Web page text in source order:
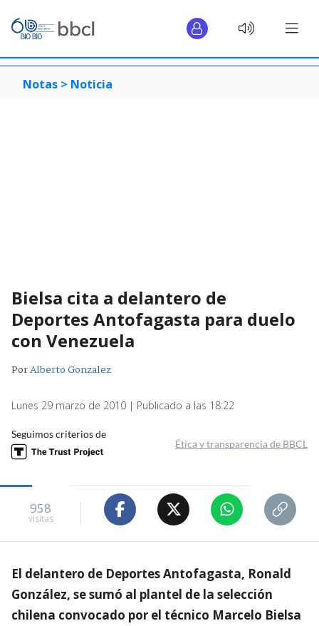
Notas > Noticia
Bielsa cita a delantero de
Deportes Antofagasta para duelo
con Venezuela
PorAlberto Gonzalez
Lunes 29 marzo de 2010 | Publicado a las 18:22
Seguimos criterios de
Ética y transparencia de BBCL
958
visitas
El delantero de Deportes Antofagasta, Ronald
González, se sumó al plantel de la selección
chilena convocado por el técnico Marcelo Bielsa